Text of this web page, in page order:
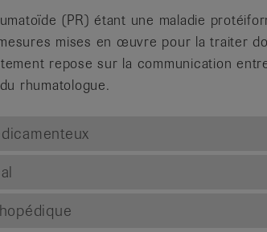
(PR) étant une maladie
mises en œuvre pour la traiter
repose sur la communication
rhumatologue.